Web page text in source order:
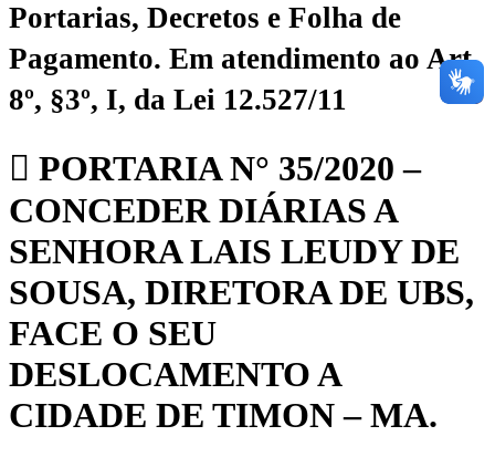
Portarias, Decretos e Folha de
Pagamento. Em atendimento ao Art.
8º, §3º, I, da Lei 12.527/11
PORTARIA N° 35/2020 –
CONCEDER DIÁRIAS A
SENHORA LAIS LEUDY DE
SOUSA, DIRETORA DE UBS,
FACE O SEU
DESLOCAMENTO A
CIDADE DE TIMON – MA.